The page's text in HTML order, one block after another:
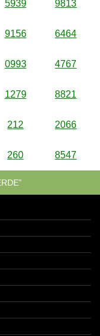
5939 9813
9156 6464
0993 4767
1279 8821
212 2066
260 8547